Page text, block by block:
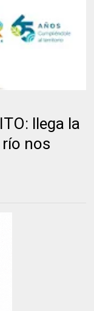
llega la
nos